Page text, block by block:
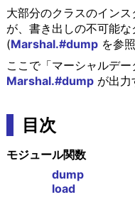
大部分のクラスのイン
が、書き出しの不可能
(Marshal.#dumpを参照
ここで「マーシャルデー
Marshal.#dumpが出力
目次
モジュール関数
dump
load